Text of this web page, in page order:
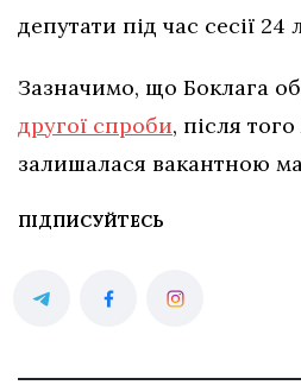
депутати під час сесії 24
Зазначимо, що Боклага
другої спроби, після
залишалася вакантною
ПІДПИСУЙТЕСЬ